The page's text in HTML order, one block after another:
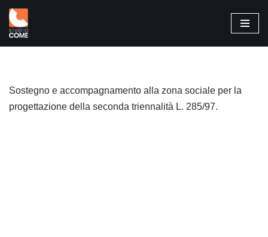
Vai
al
Sostegno e accompagnamento alla zona sociale per la
progettazione della seconda triennalità L. 285/97.